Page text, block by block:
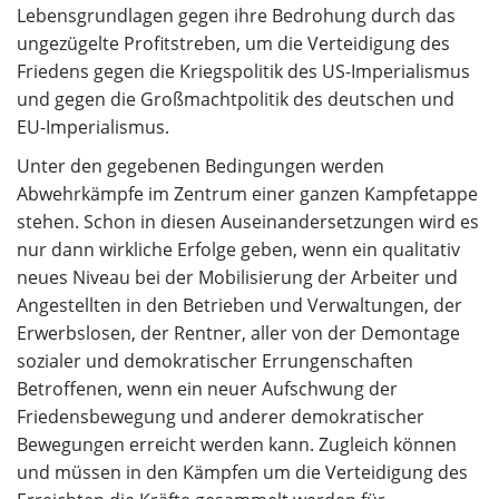
Lebensgrundlagen gegen ihre Bedrohung durch das
ungezügelte Profitstreben, um die Verteidigung des
Friedens gegen die Kriegspolitik des US-Imperialismus
und gegen die Großmachtpolitik des deutschen und
EU-Imperialismus.
Unter den gegebenen Bedingungen werden
Abwehrkämpfe im Zentrum einer ganzen Kampfetappe
stehen. Schon in diesen Auseinandersetzungen wird es
nur dann wirkliche Erfolge geben, wenn ein qualitativ
neues Niveau bei der Mobilisierung der Arbeiter und
Angestellten in den Betrieben und Verwaltungen, der
Erwerbslosen, der Rentner, aller von der Demontage
sozialer und demokratischer Errungenschaften
Betroffenen, wenn ein neuer Aufschwung der
Friedensbewegung und anderer demokratischer
Bewegungen erreicht werden kann. Zugleich können
und müssen in den Kämpfen um die Verteidigung des